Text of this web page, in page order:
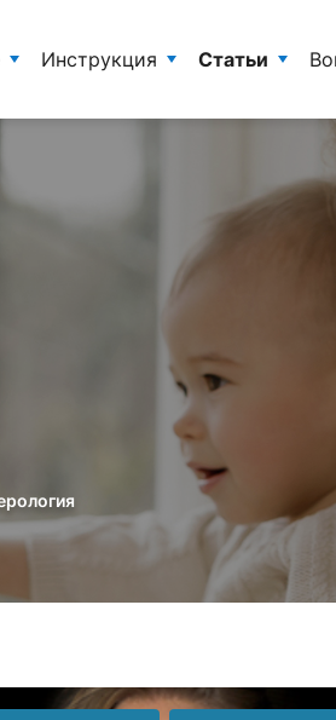
Инструкция Статьи